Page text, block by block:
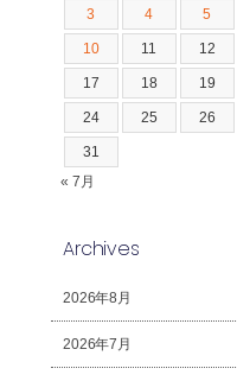
3 4 5
10 11 12
17 18 19
24 25 26
31
« 7月
Archives
2026年8月
2026年7月